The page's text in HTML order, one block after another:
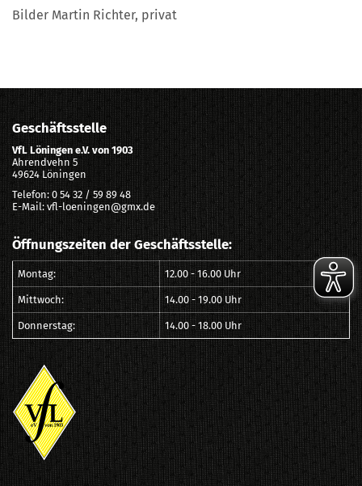
Bilder Martin Richter, privat
Geschäftsstelle
VfL Löningen e.V. von 1903
Ahrendvehn 5
49624 Löningen
Telefon: 0 54 32 / 59 89 48
E-Mail: vfl-loeningen@gmx.de
Öffnungszeiten der Geschäftsstelle:
Montag: 12.00 - 16.00 Uhr
Mittwoch: 14.00 - 19.00 Uhr
Donnerstag: 14.00 - 18.00 Uhr